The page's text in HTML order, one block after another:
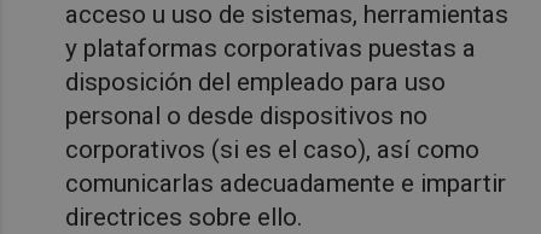
acceso u uso de sistemas, herramientas
y plataformas corporativas puestas a
disposición del empleado para uso
personal o desde dispositivos no
corporativos (si es el caso), así como
comunicarlas adecuadamente e impartir
directrices sobre ello.